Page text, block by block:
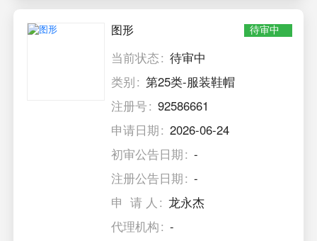
图形 待审中
当前状态
待审中
类别
第25类-服装鞋帽
注册号
92586661
申请日期
2026-06-24
初审公告日期
-
注册公告日期
-
申 请 人
龙永杰
代理机构
-